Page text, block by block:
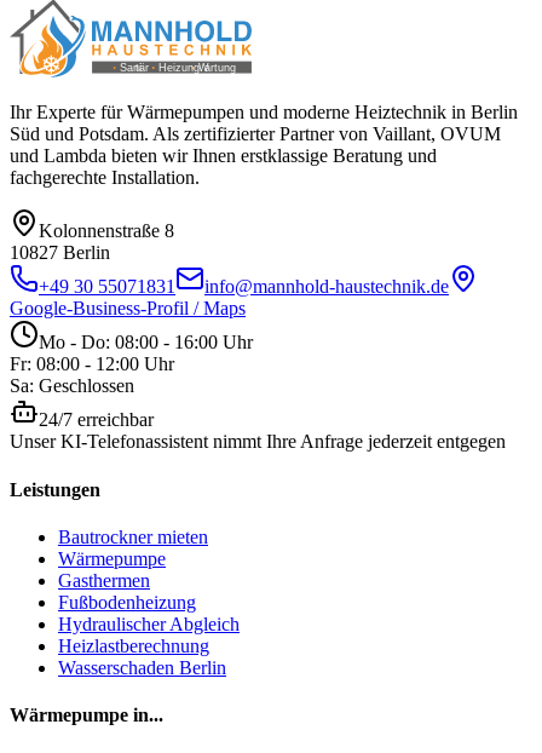
Ihr Experte für Wärmepumpen und moderne Heiztechnik in Berlin
Süd und Potsdam. Als zertifizierter Partner von Vaillant, OVUM
und Lambda bieten wir Ihnen erstklassige Beratung und
fachgerechte Installation.
Kolonnenstraße 8
10827 Berlin
+49 30 55071831
info@mannhold-haustechnik.de
Google-Business-Profil / Maps
Mo - Do: 08:00 - 16:00 Uhr
Fr: 08:00 - 12:00 Uhr
Sa: Geschlossen
24/7 erreichbar
Unser KI-Telefonassistent nimmt Ihre Anfrage jederzeit entgegen
Leistungen
Bautrockner mieten
Wärmepumpe
Gasthermen
Fußbodenheizung
Hydraulischer Abgleich
Heizlastberechnung
Wasserschaden Berlin
Wärmepumpe in...